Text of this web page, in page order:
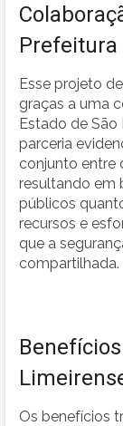
Prefeitura
Esse projeto
graças a uma
Estado de São
parceria
conjunto entre
resultando em
públicos
recursos e
que a
compartilhada.
Os benefícios